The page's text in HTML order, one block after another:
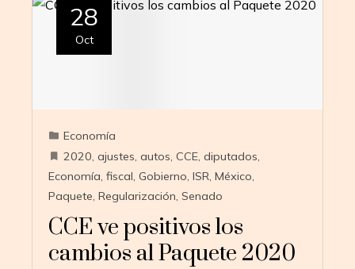
28
Oct
Economía
2020, ajustes, autos, CCE, diputados,
Economía, fiscal, Gobierno, ISR, México,
Paquete, Regularización, Senado
CCE ve positivos los
cambios al Paquete 2020